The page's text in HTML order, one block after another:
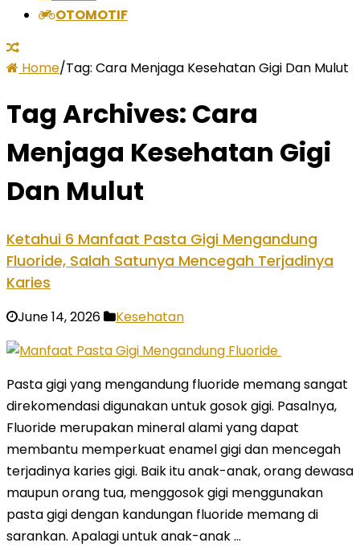
OTOMOTIF
Home/Tag: Cara Menjaga Kesehatan Gigi Dan Mulut
Tag Archives: Cara
Menjaga Kesehatan Gigi
Dan Mulut
Ketahui 6 Manfaat Pasta Gigi Mengandung
Fluoride, Salah Satunya Mencegah Terjadinya
Karies
June 14, 2026 Kesehatan
Pasta gigi yang mengandung fluoride memang sangat
direkomendasi digunakan untuk gosok gigi. Pasalnya,
Fluoride merupakan mineral alami yang dapat
membantu memperkuat enamel gigi dan mencegah
terjadinya karies gigi. Baik itu anak-anak, orang dewasa
maupun orang tua, menggosok gigi menggunakan
pasta gigi dengan kandungan fluoride memang di
sarankan. Apalagi untuk anak-anak …